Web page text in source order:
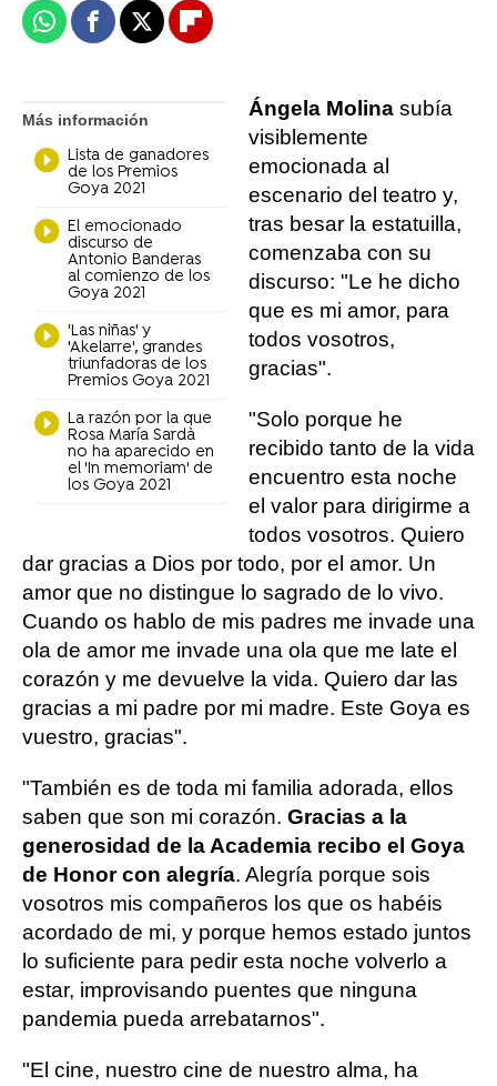
WhatsappFacebook
X Flipboard
Más información
Lista de ganadores
de los Premios
Goya 2021
El emocionado
discurso de
Antonio Banderas
al comienzo de los
Goya 2021
'Las niñas' y
'Akelarre', grandes
triunfadoras de los
Premios Goya 2021
La razón por la que
Rosa María Sardà
no ha aparecido en
el 'In memoriam' de
los Goya 2021
Ángela Molina subía
visiblemente
emocionada al
escenario del teatro y,
tras besar la estatuilla,
comenzaba con su
discurso: "Le he dicho
que es mi amor, para
todos vosotros,
gracias".
"Solo porque he
recibido tanto de la vida
encuentro esta noche
el valor para dirigirme a
todos vosotros. Quiero
dar gracias a Dios por todo, por el amor. Un
amor que no distingue lo sagrado de lo vivo.
Cuando os hablo de mis padres me invade una
ola de amor me invade una ola que me late el
corazón y me devuelve la vida. Quiero dar las
gracias a mi padre por mi madre. Este Goya es
vuestro, gracias".
"También es de toda mi familia adorada, ellos
saben que son mi corazón. Gracias a la
generosidad de la Academia recibo el Goya
de Honor con alegría. Alegría porque sois
vosotros mis compañeros los que os habéis
acordado de mi, y porque hemos estado juntos
lo suficiente para pedir esta noche volverlo a
estar, improvisando puentes que ninguna
pandemia pueda arrebatarnos".
"El cine, nuestro cine de nuestro alma, ha